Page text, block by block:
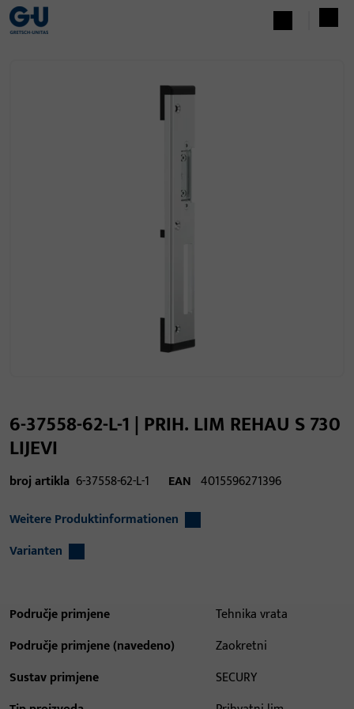
6-37558-62-L-1 | PRIH. LIM REHAU S 730
LIJEVI
broj artikla 6-37558-62-L-1 EAN 4015596271396
Weitere Produktinformationen
Varianten
Područje primjene
Tehnika vrata
Područje primjene (navedeno)
Zaokretni
Sustav primjene
SECURY